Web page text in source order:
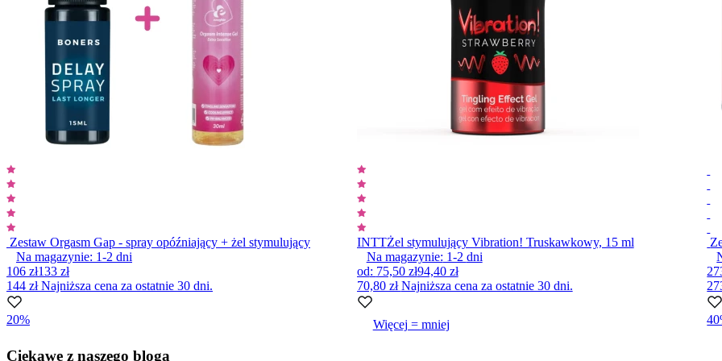
Zestaw Orgasm Gap - spray opóźniający + żel stymulujący
Na magazynie: 1-2 dni
106 zł133 zł
144 złNajniższa cena za ostatnie 30 dni.
20%
INTTŻel stymulujący Vibration! Truskawkowy, 15 ml
Na magazynie: 1-2 dni
od: 75,50 zł94,40 zł
70,80 złNajniższa cena za ostatnie 30 dni.
Więcej = mniej
1
Ciekawe z naszego bloga